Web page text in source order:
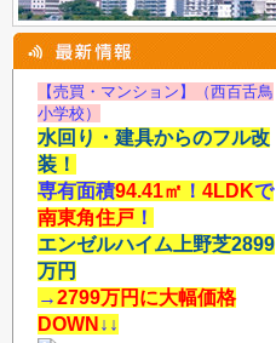
【売買・マンション】（西百舌鳥
小学校）
水回り・建具からのフル改
装！
専有面積94.41㎡ ！ 4LDKで
南東角住戸 ！
エンゼルハイム上野芝2899
万円
→2799万円に大幅価格
DOWN ↓↓